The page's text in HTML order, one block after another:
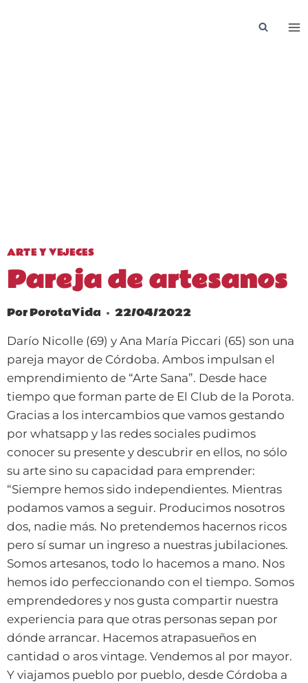
ARTE Y VEJECES
Pareja de artesanos
PorPorotaVida 22/04/2022
Darío Nicolle (69) y Ana María Piccari (65) son una
pareja mayor de Córdoba. Ambos impulsan el
emprendimiento de “Arte Sana”. Desde hace
tiempo que forman parte de El Club de la Porota.
Gracias a los intercambios que vamos gestando
por whatsapp y las redes sociales pudimos
conocer su presente y descubrir en ellos, no sólo
su arte sino su capacidad para emprender:
“Siempre hemos sido independientes. Mientras
podamos vamos a seguir. Producimos nosotros
dos, nadie más. No pretendemos hacernos ricos
pero sí sumar un ingreso a nuestras jubilaciones.
Somos artesanos, todo lo hacemos a mano. Nos
hemos ido perfeccionando con el tiempo. Somos
emprendedores y nos gusta compartir nuestra
experiencia para que otras personas sepan por
dónde arrancar. Hacemos atrapasueños en
cantidad o aros vintage. Vendemos al por mayor.
Y viajamos pueblo por pueblo, desde Córdoba a